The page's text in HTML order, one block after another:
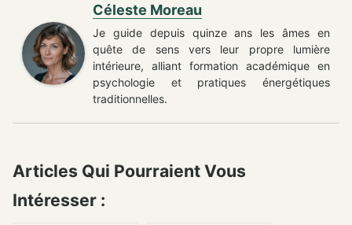
Céleste Moreau
Je guide depuis quinze ans les âmes en
quête de sens vers leur propre lumière
intérieure, alliant formation académique en
psychologie et pratiques énergétiques
traditionnelles.
Articles Qui Pourraient Vous
Intéresser :